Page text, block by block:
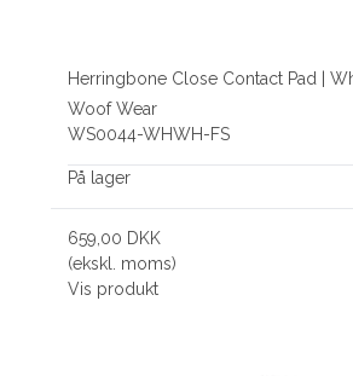
Herringbone Close Contact Pad |
Woof Wear
WS0044-WHWH-FS
På lager
659,00 DKK
(ekskl. moms)
Vis produkt